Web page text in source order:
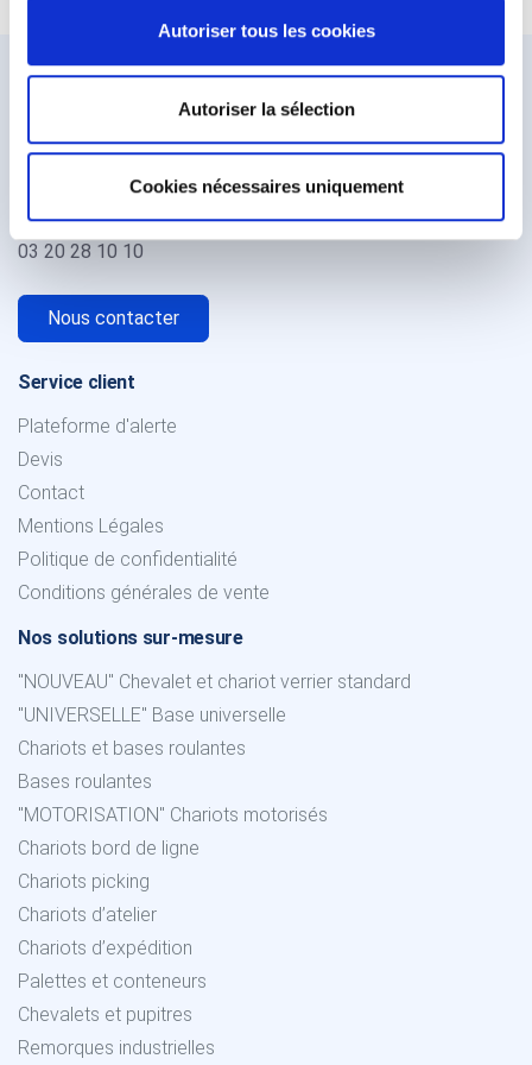
Autoriser tous les cookies
Autoriser la sélection
Cookies nécessaires uniquement
59250 Halluin
France
03 20 28 10 10
Nous contacter
Service client
Plateforme d'alerte
Devis
Contact
Mentions Légales
Politique de confidentialité
Conditions générales de vente
Nos solutions sur-mesure
"NOUVEAU" Chevalet et chariot verrier standard
"UNIVERSELLE" Base universelle
Chariots et bases roulantes
Bases roulantes
"MOTORISATION" Chariots motorisés
Chariots bord de ligne
Chariots picking
Chariots d’atelier
Chariots d’expédition
Palettes et conteneurs
Chevalets et pupitres
Remorques industrielles